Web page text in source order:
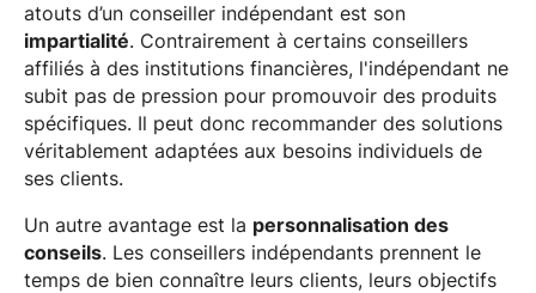
atouts d’un conseiller indépendant est son
impartialité. Contrairement à certains conseillers
affiliés à des institutions financières, l'indépendant ne
subit pas de pression pour promouvoir des produits
spécifiques. Il peut donc recommander des solutions
véritablement adaptées aux besoins individuels de
ses clients.
Un autre avantage est la personnalisation des
conseils. Les conseillers indépendants prennent le
temps de bien connaître leurs clients, leurs objectifs